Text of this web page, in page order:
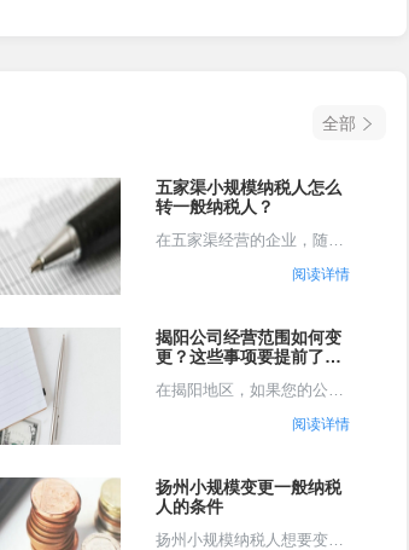
全部
五家渠小规模纳税人怎么
转一般纳税人？
在五家渠经营的企业，随着
业务规模扩大，可能会面临
小规模纳税人转为一般纳税
单的流程调整，而是涉及企
业税务结构、成本核算、市
场竞争力的系统性.......
阅读详情
揭阳公司经营范围如何变
更？这些事项要提前了
在揭阳地区，如果您的公司
需要变更经营范围，那么这
一过程涉及到一系列的步骤
更公司经营范围的一些详细
分析和建议，以帮助您顺利
完成这一过程。了.......
阅读详情
扬州小规模变更一般纳税
人的条件
扬州小规模纳税人想要变更